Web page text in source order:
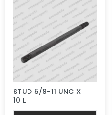
STUD 5/8-11 UNC X
10 L